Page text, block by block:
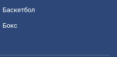
Баскетбол
Бокс